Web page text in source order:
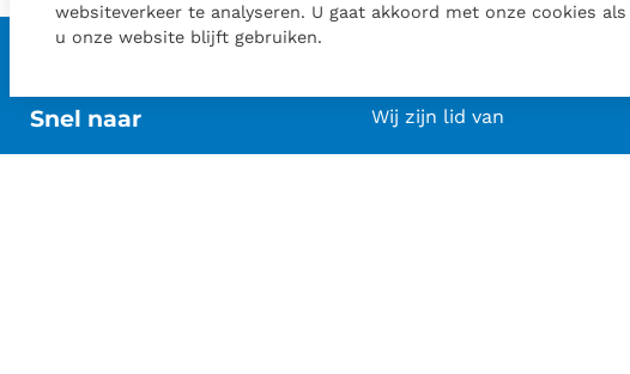
Snel naar Wij zijn lid van
websiteverkeer te analyseren. U gaat akkoord met onze cookies als
u onze website blijft gebruiken.